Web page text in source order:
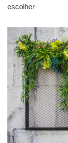
escolher